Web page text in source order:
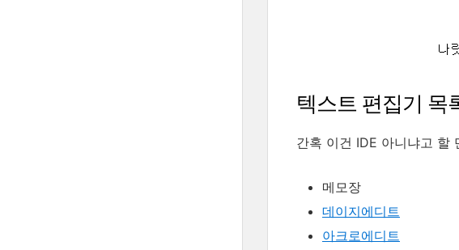
텍스트 편집기 목
간혹 이건 IDE 아니냐고 할
메모장
데이지에디트
아크로에디트